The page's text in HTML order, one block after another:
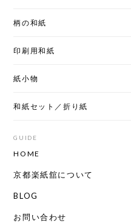
柄の和紙
印刷用和紙
紙小物
和紙セット／折り紙
GUIDE
HOME
京都楽紙舘について
BLOG
お問い合わせ